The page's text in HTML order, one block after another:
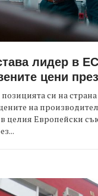
лидер в
цени
си на
на
целия Европейски